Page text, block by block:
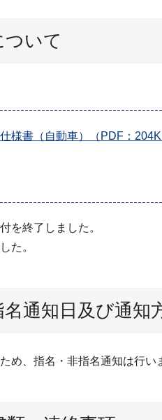
ついて
様書（自動車）（PDF：
を終了しました。
た。
通知日及び通知
め、指名・非指名通知は⾏い